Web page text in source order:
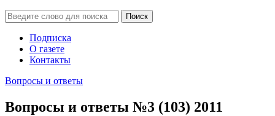
Подписка
О газете
Контакты
Вопросы и ответы
Вопросы и ответы №3 (103) 2011